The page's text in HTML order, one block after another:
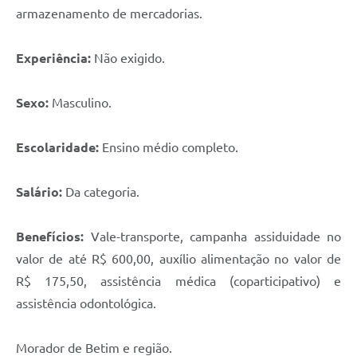
armazenamento de mercadorias.
Experiência: Não exigido.
Sexo: Masculino.
Escolaridade: Ensino médio completo.
Salário: Da categoria.
Benefícios: Vale-transporte, campanha assiduidade no
valor de até R$ 600,00, auxílio alimentação no valor de
R$ 175,50, assistência médica (coparticipativo) e
assistência odontológica.
Morador de Betim e região.